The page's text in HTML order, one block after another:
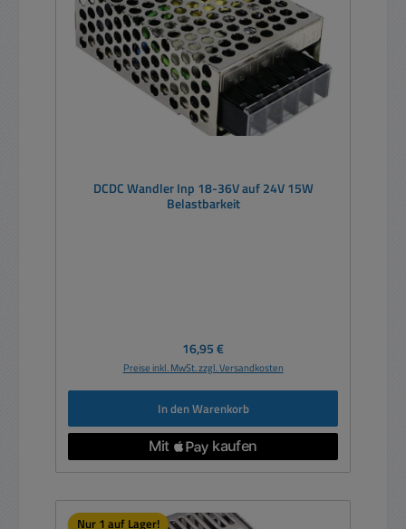
DCDC Wandler Inp 18-36V auf 24V 15W
Belastbarkeit
Regulärer Preis:
16,95 €
Preise inkl. MwSt. zzgl. Versandkosten
In den Warenkorb
Nur 1 auf Lager!